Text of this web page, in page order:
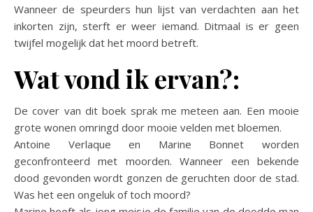
Wanneer de speurders hun lijst van verdachten aan het
inkorten zijn, sterft er weer iemand. Ditmaal is er geen
twijfel mogelijk dat het moord betreft.
Wat vond ik ervan?:
De cover van dit boek sprak me meteen aan. Een mooie
grote wonen omringd door mooie velden met bloemen.
Antoine Verlaque en Marine Bonnet worden
geconfronteerd met moorden. Wanneer een bekende
dood gevonden wordt gonzen de geruchten door de stad.
Was het een ongeluk of toch moord?